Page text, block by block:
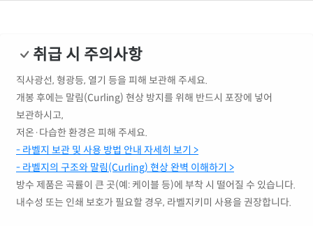
취급 시 주의사항
직사광선, 형광등, 열기 등을 피해 보관해 주세요.
개봉 후에는 말림(Curling) 현상 방지를 위해 반드시 포장에 넣어
보관하시고,
저온·다습한 환경은 피해 주세요.
- 라벨지 보관 및 사용 방법 안내 자세히 보기 >
- 라벨지의 구조와 말림(Curling) 현상 완벽 이해하기 >
방수 제품은 곡률이 큰 곳(예: 케이블 등)에 부착 시 떨어질 수 있습니다.
내수성 또는 인쇄 보호가 필요할 경우, 라벨지키미 사용을 권장합니다.